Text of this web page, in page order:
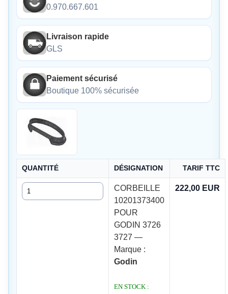
0.970.667.601
Livraison rapide
GLS
Paiement sécurisé
Boutique 100% sécurisée
QUANTITÉ DÉSIGNATION TARIF TTC
Quantité
CORBEILLE
10201373400
POUR
GODIN 3726
3727 —
Marque :
Godin
EN STOCK :
222,00 EUR